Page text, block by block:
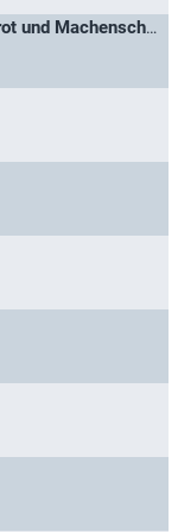
Laible und Frisch – Liebe, Brot und Machenschaften